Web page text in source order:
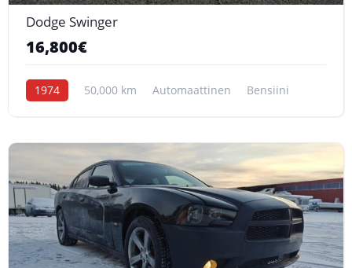
Dodge Swinger
16,800€
1974 50,000 km Automaattinen Bensiini